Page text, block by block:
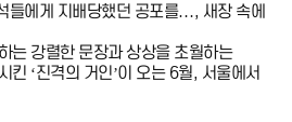
들에게 지배당했던 공포를…, 새장 속에
는 강렬한 문장과 상상을 초월하는
킨 ‘진격의 거인’이 오는 6월, 서울에서